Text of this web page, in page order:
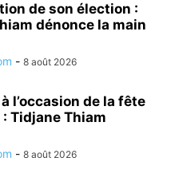
de son élection :
dénonce la main
- 8 août 2026
l’occasion de la fête
Tidjane Thiam
- 8 août 2026